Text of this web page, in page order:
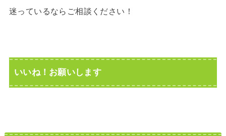
迷っているならご相談ください！
いいね！お願いします